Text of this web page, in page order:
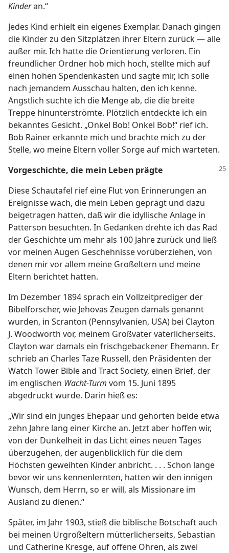
Kinderan.“
Jedes Kind erhielt ein eigenes Exemplar. Danach gingen
die Kinder zu den Sitzplätzen ihrer Eltern zurück — alle
außer mir. Ich hatte die Orientierung verloren. Ein
freundlicher Ordner hob mich hoch, stellte mich auf
einen hohen Spendenkasten und sagte mir, ich solle
nach jemandem Ausschau halten, den ich kenne.
Ängstlich suchte ich die Menge ab, die die breite
Treppe hinunterströmte. Plötzlich entdeckte ich ein
bekanntes Gesicht. „Onkel Bob! Onkel Bob!“ rief ich.
Bob Rainer erkannte mich und brachte mich zu der
Stelle, wo meine Eltern voller Sorge auf mich warteten.
Vorgeschichte, die mein Leben prägte
Diese Schautafel rief eine Flut von Erinnerungen an
Ereignisse wach, die mein Leben geprägt und dazu
beigetragen hatten, daß wir die idyllische Anlage in
Patterson besuchten. In Gedanken drehte ich das Rad
der Geschichte um mehr als 100 Jahre zurück und ließ
vor meinen Augen Geschehnisse vorüberziehen, von
denen mir vor allem meine Großeltern und meine
Eltern berichtet hatten.
Im Dezember 1894 sprach ein Vollzeitprediger der
Bibelforscher, wie Jehovas Zeugen damals genannt
wurden, in Scranton (Pennsylvanien, USA) bei Clayton
J. Woodworth vor, meinem Großvater väterlicherseits.
Clayton war damals ein frischgebackener Ehemann. Er
schrieb an Charles Taze Russell, den Präsidenten der
Watch Tower Bible and Tract Society, einen Brief, der
im englischen Wacht-Turm vom 15. Juni 1895
abgedruckt wurde. Darin hieß es:
„Wir sind ein junges Ehepaar und gehörten beide etwa
zehn Jahre lang einer Kirche an. Jetzt aber hoffen wir,
von der Dunkelheit in das Licht eines neuen Tages
überzugehen, der augenblicklich für die dem
Höchsten geweihten Kinder anbricht. . . . Schon lange
bevor wir uns kennenlernten, hatten wir den innigen
Wunsch, dem Herrn, so er will, als Missionare im
Ausland zu dienen.“
Später, im Jahr 1903, stieß die biblische Botschaft auch
bei meinen Urgroßeltern mütterlicherseits, Sebastian
und Catherine Kresge, auf offene Ohren, als zwei